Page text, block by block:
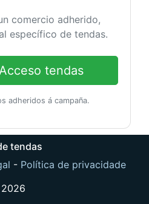
comercio adherido,
específico de tendas.
tendas
adheridos á campaña.
tendas
- Política de privacidade
2026